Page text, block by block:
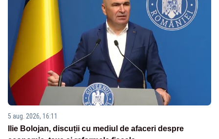
5 aug. 2026, 16:11
Ilie Bolojan, discuții cu mediul de afaceri despre